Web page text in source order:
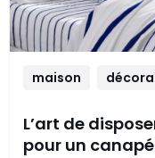
maison
L’art de
pour un